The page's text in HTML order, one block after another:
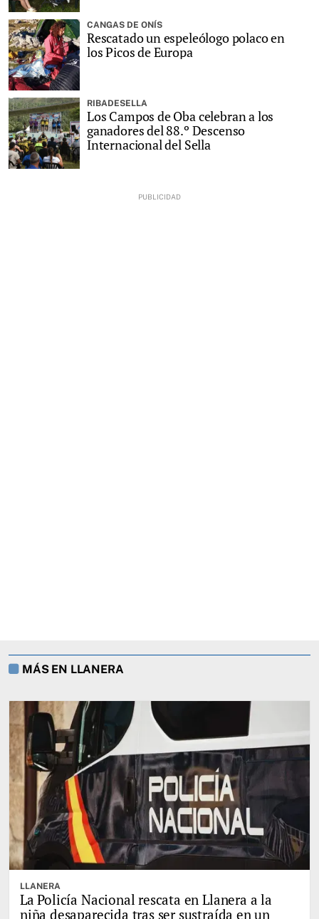
CANGAS DE ONÍS
Rescatado un espeleólogo polaco en
los Picos de Europa
RIBADESELLA
Los Campos de Oba celebran a los
ganadores del 88.º Descenso
Internacional del Sella
MÁS EN LLANERA
LLANERA
La Policía Nacional rescata en Llanera a la
niña desaparecida tras ser sustraída en un